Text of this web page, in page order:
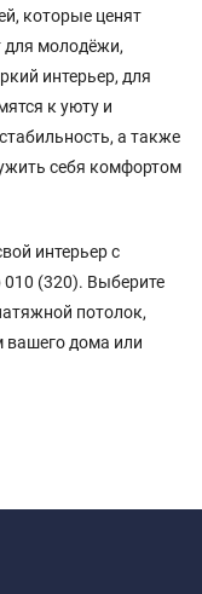
которые ценят
для молодёжи,
интерьер, для
к уюту и
а также
себя комфортом
интерьер с
(320). Выберите
потолок,
вашего дома или